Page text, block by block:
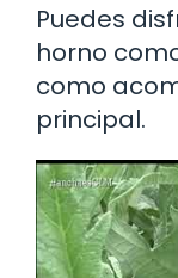
Puedes
horno
como
principal.